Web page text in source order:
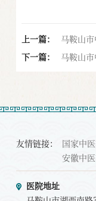
上一篇：
马鞍山
配送服
下一篇： 马鞍山
友情链接： 国家中
安徽中
医院地址